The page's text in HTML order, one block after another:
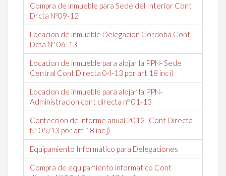
Compra de inmueble para Sede del Interior Cont
Drcta Nº09-12
Locacion de inmueble Delegacion Cordoba Cont
Dcta Nº 06-13
Locacion de inmueble para alojar la PPN- Sede
Central Cont Directa 04-13 por art 18 inc i)
Locacion de inmueble para alojar la PPN-
Administracion cont directa nº 01-13
Confeccion de informe anual 2012- Cont Directa
Nº 05/13 por art 18 inc j)
Equipamiento Informático para Delegaciones
Compra de equipamiento informatico Cont